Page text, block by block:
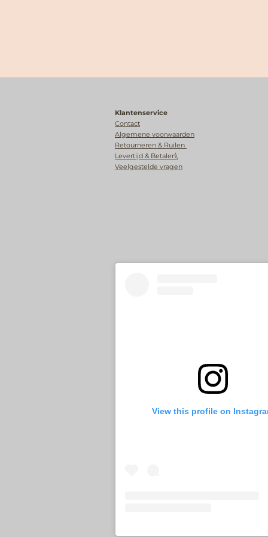
Klantenservice
Contact
Algemene voorwaarden
Retourneren & Ruilen
Levertijd & Betalen\
Veelgestelde vragen
View this profile on